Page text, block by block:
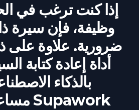
إذا كنت ترغب في
وظيفة، فإن سيرة
ضرورية. علاوة على
أداة إعادة كتابة
بالذكاء
Supawork مساعدة كبيرة.